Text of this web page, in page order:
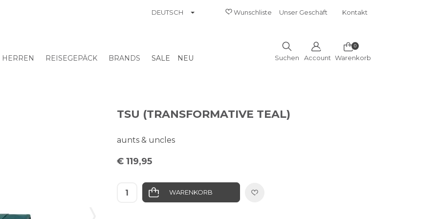
Unser Geschäft Kontakt
Wunschliste
DEUTSCH TOGGLE DROPDOWN
HERREN
REISEGEPÄCK
BRANDS
SALE NEU Suchen Account
0
Warenkorb
TSU (TRANSFORMATIVE TEAL)
aunts & uncles
€ 119,95
WARENKORB IN DIE WUNSCHLISTE